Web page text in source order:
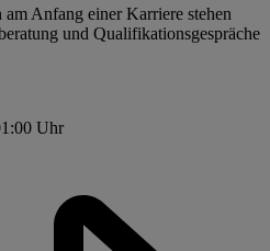
Anfang einer Karriere stehen
und Qualifikationsgespräche
Uhr